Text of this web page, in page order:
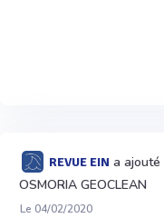
REVUE EIN a ajouté
OSMORIA GEOCLEAN
Le 04/02/2020